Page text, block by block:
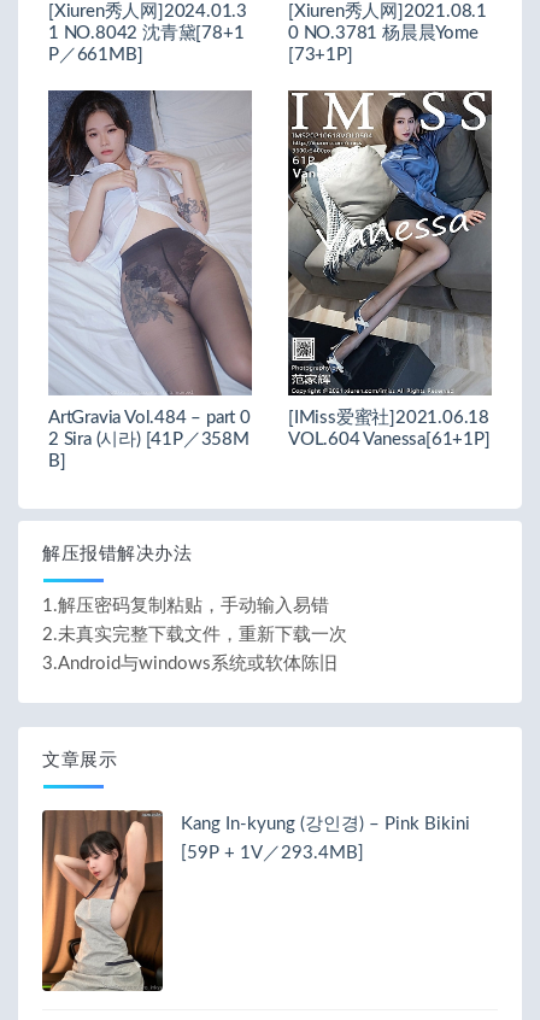
[Xiuren秀人网]2024.01.3
1 NO.8042 沈青黛[78+1
P／661MB]
[Xiuren秀人网]2021.08.1
0 NO.3781 杨晨晨Yome
[73+1P]
ArtGravia Vol.484 – part 0
2 Sira (시라) [41P／358M
B]
[IMiss爱蜜社]2021.06.18
VOL.604 Vanessa[61+1P]
解压报错解决办法
1.解压密码复制粘贴，手动输入易错
2.未真实完整下载文件，重新下载一次
3.Android与windows系统或软体陈旧
文章展示
Kang In-kyung (강인경) – Pink Bikini
[59P + 1V／293.4MB]